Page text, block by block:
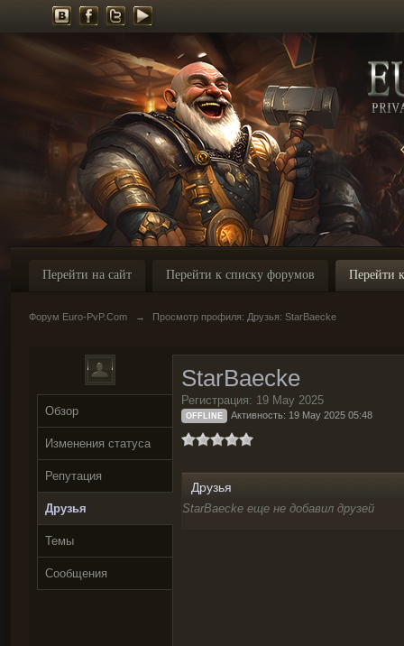
Перейти на сайт Перейти к списку форумов Перейти
Форум Euro-PvP.Com → Просмотр профиля: Друзья: StarBaecke
Обзор
Изменения статуса
Репутация
Друзья
Темы
Сообщения
StarBaecke
Регистрация: 19 May 2025
OFFLINE Активность: 19 May 2025 05:48
Друзья
StarBaecke еще не добавил друзей